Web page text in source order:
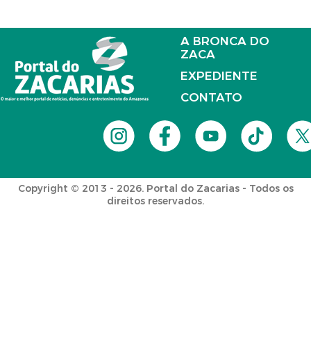
A BRONCA DO
ZACA
EXPEDIENTE
CONTATO
Copyright © 2013 - 2026. Portal do Zacarias - Todos os
direitos reservados.